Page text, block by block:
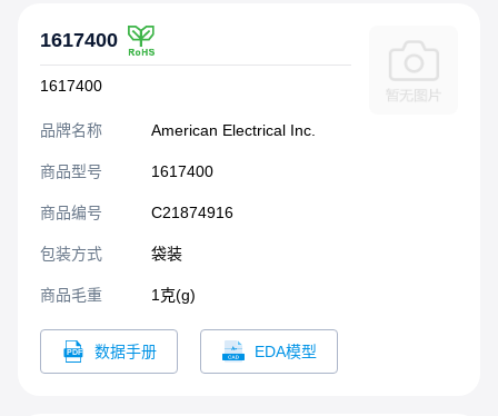
1617400
1617400
品牌名称 American Electrical Inc.
商品型号 1617400
商品编号 C21874916
包装方式 袋装
商品毛重 1克(g)
数据手册 EDA模型